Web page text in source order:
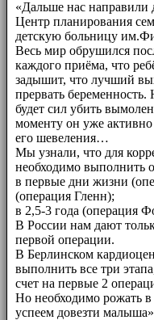
«Дальше нас направили
Центр планирования
детскую больницу
Весь мир обрушился
каждого приёма, что
задышит, что лучший
прервать
будет сил убить
моменту он уже активно
его шевеления…
Мы узнали, что для
необходимо выполнить
в первые дни жизни
(операция Гленн);
в 2,5-3 года (операция
В России нам дают
первой операции.
В Берлинском
выполнить все три
счет на первые 2
Но необходимо рожать
успеем довезти